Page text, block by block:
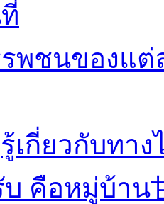
พชนของแต่
เกี่ยวกับทาง
คือหมู่บ้าน